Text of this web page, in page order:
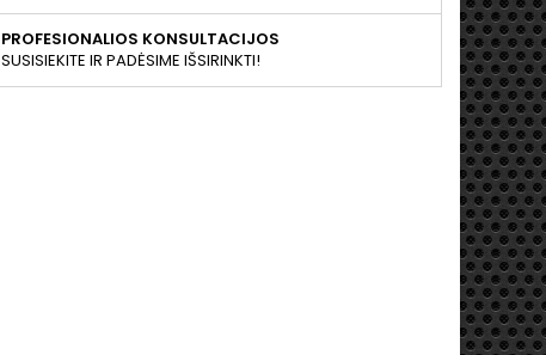
PROFESIONALIOS KONSULTACIJOS
SUSISIEKITE IR PADĖSIME IŠSIRINKTI!